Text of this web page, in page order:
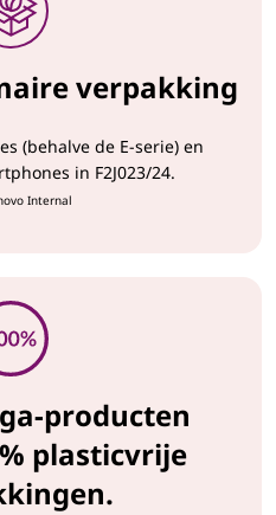
verpakking
(behalve de E-serie) en
in F2J023/24.
Internal
producten
plasticvrije